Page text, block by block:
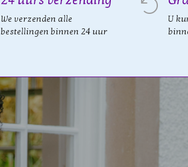
We verzenden alle
bestellingen binnen 24 uur
U